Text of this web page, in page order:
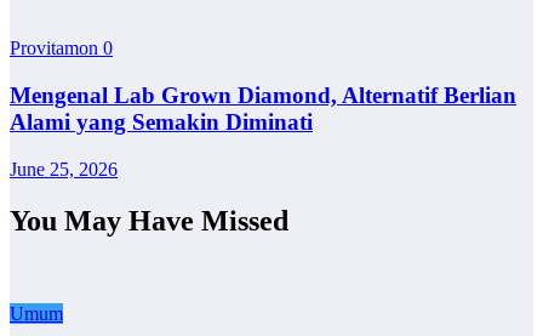
Provitamon 0
Mengenal Lab Grown Diamond, Alternatif Berlian
Alami yang Semakin Diminati
June 25, 2026
You May Have Missed
Umum